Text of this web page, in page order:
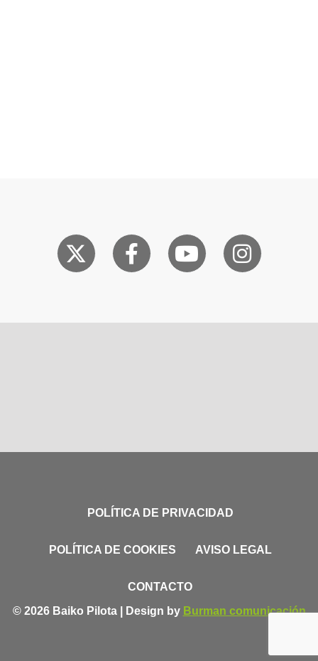
POLÍTICA DE PRIVACIDAD
POLÍTICA DE COOKIES AVISO LEGAL
CONTACTO
© 2026 Baiko Pilota | Design by Burman comunicación